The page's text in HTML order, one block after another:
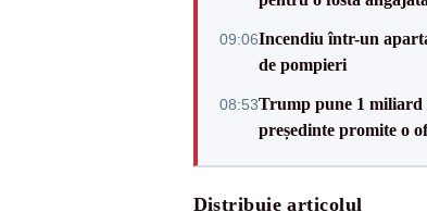
09:06Incendiu într-un
de pompieri
08:53Trump pune 1 miliard
președinte promite o
Distribuie articolul